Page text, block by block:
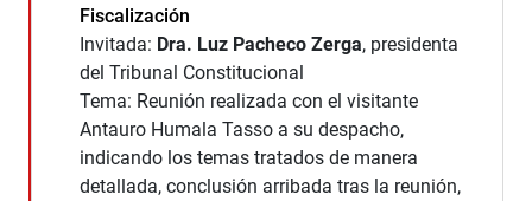
Fiscalización
Invitada: Dra. Luz Pacheco Zerga, presidenta
del Tribunal Constitucional
Tema: Reunión realizada con el visitante
Antauro Humala Tasso a su despacho,
indicando los temas tratados de manera
detallada, conclusión arribada tras la reunión,